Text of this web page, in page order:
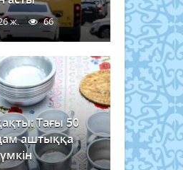
ж. 66
Тағы 50
аштыққа